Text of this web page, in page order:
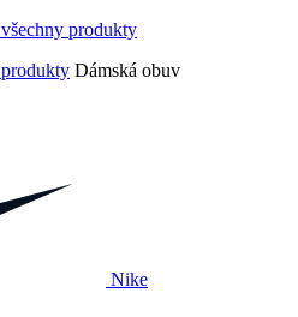
Dámská obuv
Nike